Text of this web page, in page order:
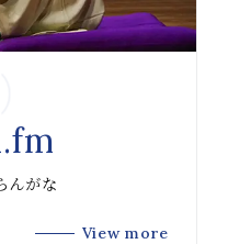
んがな
View more